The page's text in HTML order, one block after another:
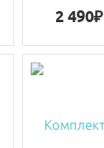
2 490₽